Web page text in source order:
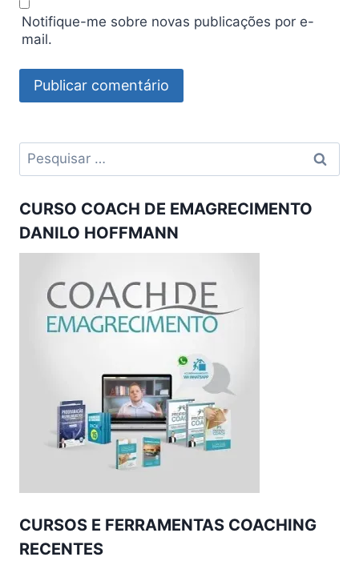
Notifique-me sobre novas publicações por e-
mail.
Pesquisar
por:
CURSO COACH DE EMAGRECIMENTO
DANILO HOFFMANN
CURSOS E FERRAMENTAS COACHING
RECENTES